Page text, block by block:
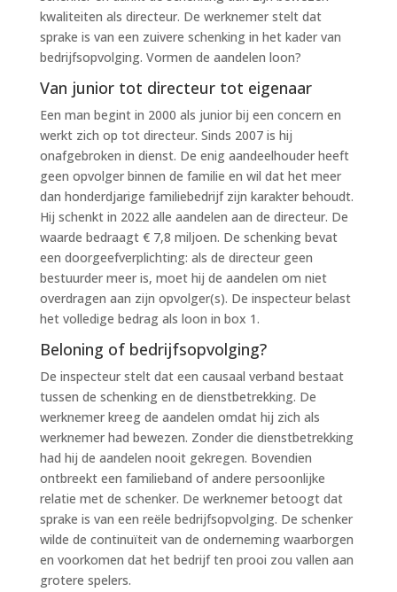
kwaliteiten als directeur. De werknemer stelt dat
sprake is van een zuivere schenking in het kader van
bedrijfsopvolging. Vormen de aandelen loon?
Van junior tot directeur tot eigenaar
Een man begint in 2000 als junior bij een concern en
werkt zich op tot directeur. Sinds 2007 is hij
onafgebroken in dienst. De enig aandeelhouder heeft
geen opvolger binnen de familie en wil dat het meer
dan honderdjarige familiebedrijf zijn karakter behoudt.
Hij schenkt in 2022 alle aandelen aan de directeur. De
waarde bedraagt € 7,8 miljoen. De schenking bevat
een doorgeefverplichting: als de directeur geen
bestuurder meer is, moet hij de aandelen om niet
overdragen aan zijn opvolger(s). De inspecteur belast
het volledige bedrag als loon in box 1.
Beloning of bedrijfsopvolging?
De inspecteur stelt dat een causaal verband bestaat
tussen de schenking en de dienstbetrekking. De
werknemer kreeg de aandelen omdat hij zich als
werknemer had bewezen. Zonder die dienstbetrekking
had hij de aandelen nooit gekregen. Bovendien
ontbreekt een familieband of andere persoonlijke
relatie met de schenker. De werknemer betoogt dat
sprake is van een reële bedrijfsopvolging. De schenker
wilde de continuïteit van de onderneming waarborgen
en voorkomen dat het bedrijf ten prooi zou vallen aan
grotere spelers.